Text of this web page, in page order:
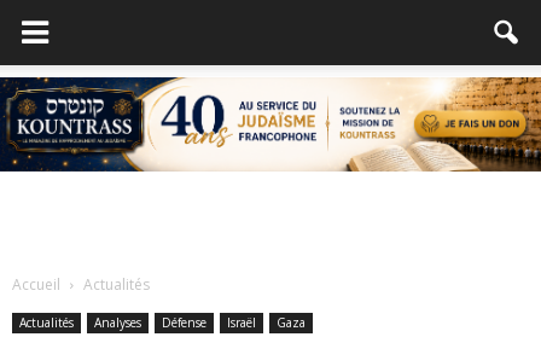
Accueil Actualités
Actualités Analyses Défense Israël Gaza